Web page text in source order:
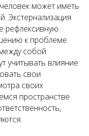
может иметь
Экстернализация
рефлексивную
к проблеме.
собой
учитывать влияние
свои
своих
пространстве